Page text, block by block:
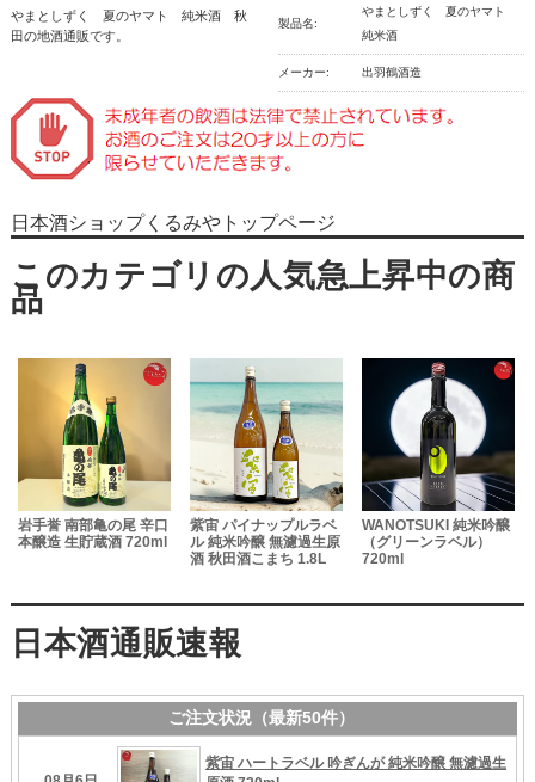
やまとしずく 夏のヤマト 純米酒 秋
田の地酒通販です。
製品名:
やまとしずく 夏のヤマト
純米酒
メーカー: 出羽鶴酒造
日本酒ショップくるみやトップページ
岩手誉 南部亀の尾 辛口
本醸造 生貯蔵酒 720ml
紫宙 パイナップルラベ
ル 純米吟醸 無濾過生原
酒 秋田酒こまち 1.8L
WANOTSUKI 純米吟醸
（グリーンラベル）
720ml